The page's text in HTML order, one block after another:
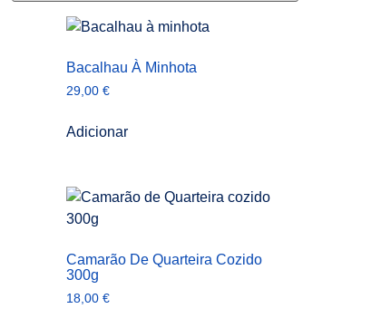
Bacalhau À Minhota
29,00€
Adicionar
Camarão De Quarteira Cozido
300g
18,00€